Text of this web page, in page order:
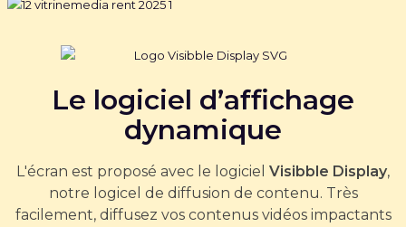
Le logiciel d’affichage
dynamique
L'écran est proposé avec le logiciel Visibble Display,
notre logicel de diffusion de contenu. Très
facilement, diffusez vos contenus vidéos impactants